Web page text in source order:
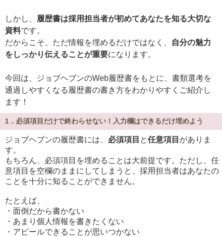
しかし、
履歴書は採用担当者が初めてあなたを知る大切な
資料です。
だからこそ、ただ情報を埋めるだけではなく、
自分の魅力
をしっかり伝えることが重要になります。
今回は、ジョブヘブンのWeb履歴書をもとに、書類選考を
通過しやすくなる履歴書の書き方をわかりやすくご紹介し
ます！
1．必須項目だけで終わらせない！入力欄はできるだけ埋めよう
ジョブヘブンの履歴書には、 必須項目 と任意項目 がありま
す。
もちろん、必須項目を埋めることは大前提です。ただし、任
意項目を空欄のままにしてしまうと、採用担当者はあなたの
ことを十分に知ることができません。
たとえば、
・面倒だから書かない
・あまり個人情報を書きたくない
・アピールできることが思いつかない